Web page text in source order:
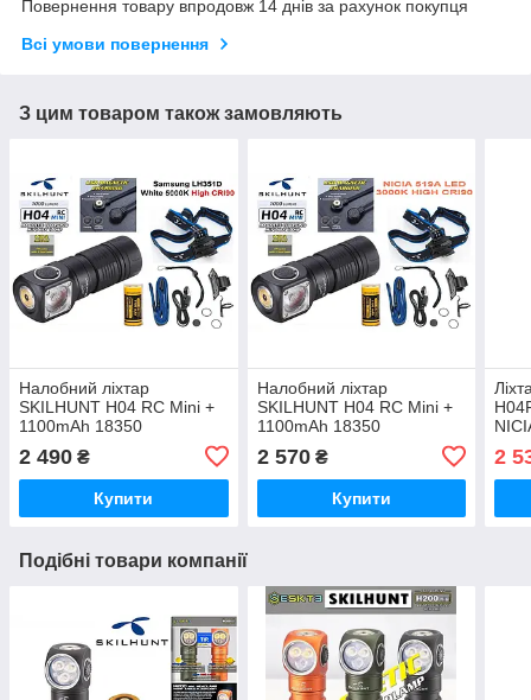
Повернення товару впродовж 14 днів за рахунок покупця
Всі умови повернення
З цим товаром також замовляють
Налобний ліхтар
SKILHUNT H04 RC Mini +
1100mAh 18350
Samsung LH351D HIGH
CRI LED, 5000k, IPX8, TIR,
2 490 ₴
Купити
Налобний ліхтар
SKILHUNT H04 RC Mini +
1100mAh 18350
NICIA 519A HIGH-CRI LED,
3000k, IPX8, TIR, Магніт)
2 570₴
Купити
2
Подібні товари компанії